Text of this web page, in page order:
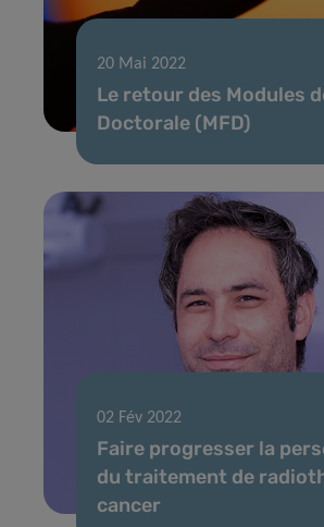
20 Mai 2022
Le retour des Modules
Doctorale (MFD)
02 Fév 2022
Faire progresser la
du traitement de
cancer